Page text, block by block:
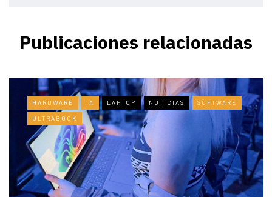
Publicaciones relacionadas
HARDWARE IA LAPTOP NOTICIAS SOFTWARE
ULTRABOOK